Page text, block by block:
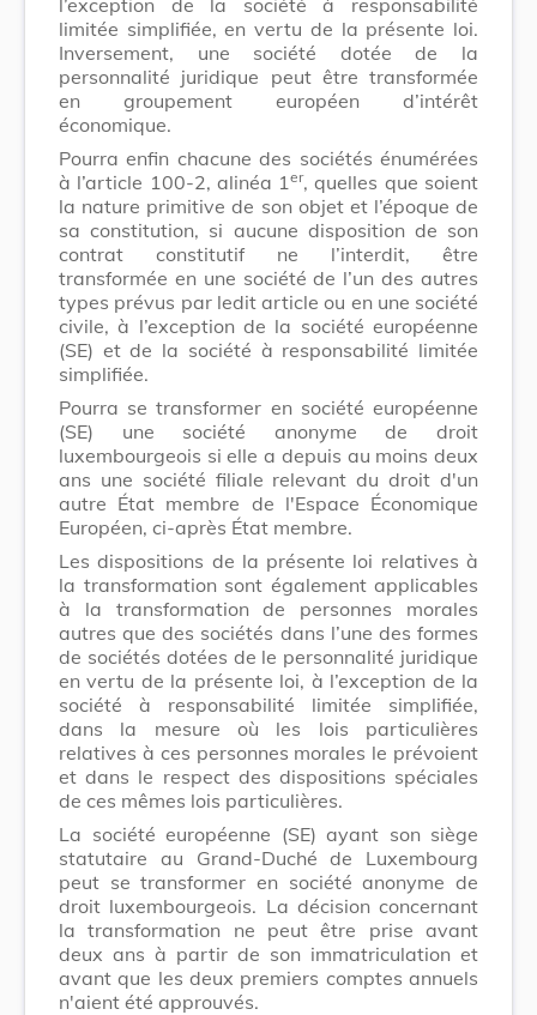
limitée simplifiée, en vertu de la présente loi.
Inversement, une société dotée de la
personnalité juridique peut être transformée
en groupement européen d’intérêt
économique.
Pourra enfin chacune des sociétés énumérées
à l’article 100-2, alinéa 1er, quelles que soient
la nature primitive de son objet et l’époque de
sa constitution, si aucune disposition de son
contrat constitutif ne l’interdit, être
transformée en une société de l’un des autres
types prévus par ledit article ou en une société
civile, à l’exception de la société européenne
(SE) et de la société à responsabilité limitée
simplifiée.
Pourra se transformer en société européenne
(SE) une société anonyme de droit
luxembourgeois si elle a depuis au moins deux
ans une société filiale relevant du droit d'un
autre État membre de l'Espace Économique
Européen, ci-après État membre.
Les dispositions de la présente loi relatives à
la transformation sont également applicables
à la transformation de personnes morales
autres que des sociétés dans l’une des formes
de sociétés dotées de le personnalité juridique
en vertu de la présente loi, à l’exception de la
société à responsabilité limitée simplifiée,
dans la mesure où les lois particulières
relatives à ces personnes morales le prévoient
et dans le respect des dispositions spéciales
de ces mêmes lois particulières.
La société européenne (SE) ayant son siège
statutaire au Grand-Duché de Luxembourg
peut se transformer en société anonyme de
droit luxembourgeois. La décision concernant
la transformation ne peut être prise avant
deux ans à partir de son immatriculation et
avant que les deux premiers comptes annuels
n'aient été approuvés.